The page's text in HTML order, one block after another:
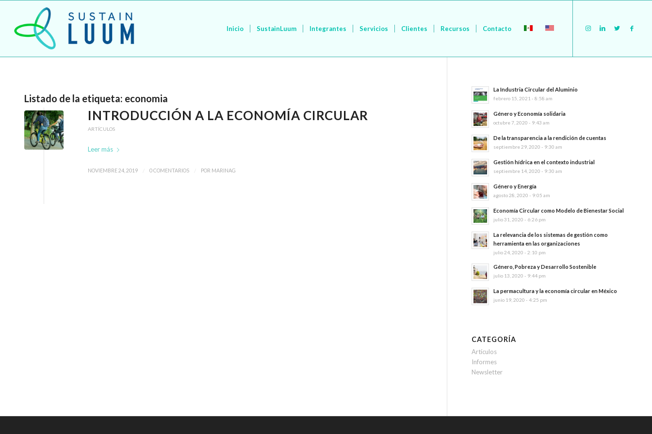
Inicio SustainLuum Integrantes Servicios Clientes Recursos Contacto
Listado de la etiqueta: economia
INTRODUCCIÓN A LA ECONOMÍA CIRCULAR
ARTÍCULOS
Leer más
NOVIEMBRE 24, 2019 0 COMENTARIOS POR MARINAG
La Industria Circular del Aluminio
febrero 15, 2021 - 8:58 am
Género y Economía solidaria
octubre 7, 2020 - 9:43 am
De la transparencia a la rendición de cuentas
septiembre 29, 2020 - 9:30 am
Gestión hídrica en el contexto industrial
septiembre 14, 2020 - 9:30 am
Género y Energía
agosto 28, 2020 - 9:05 am
Economía Circular como Modelo de Bienestar Social
julio 31, 2020 - 6:26 pm
La relevancia de los sistemas de gestión como
herramienta en las organizaciones
julio 24, 2020 - 2:10 pm
Género, Pobreza y Desarrollo Sostenible
julio 13, 2020 - 9:44 pm
La permacultura y la economía circular en México
junio 19, 2020 - 4:25 pm
CATEGORÍA
Artículos
Informes
Newsletter